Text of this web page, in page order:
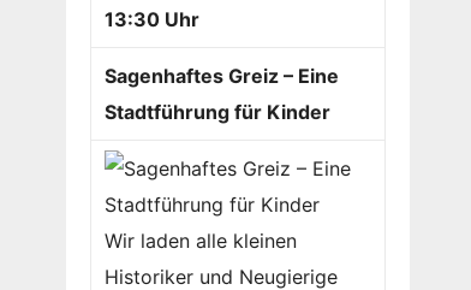
13:30 Uhr
Sagenhaftes Greiz – Eine
Stadtführung für Kinder
Wir laden alle kleinen
Historiker und Neugierige